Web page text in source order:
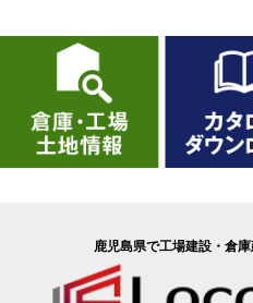
鹿児島県で工場建設・倉